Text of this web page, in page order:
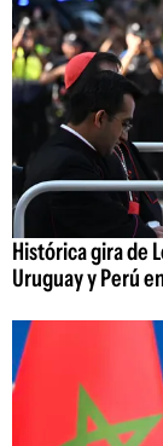
Histórica gira de
Uruguay y Perú